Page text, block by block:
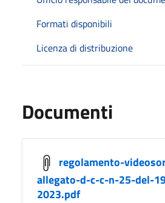
Formati disponibili
Licenza di distribuzione
Documenti
regolamento-
allegato-d-c-c-n-25-del-
2023.pdf